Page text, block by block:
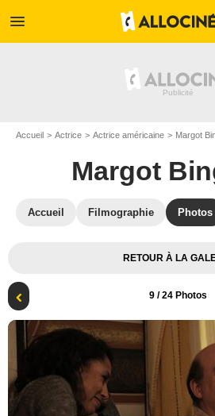
menu
Accueil Actrice Actrice américaine Margot
Margot
Accueil Filmographie Photos
RETOUR À LA
9/ 24 Photos